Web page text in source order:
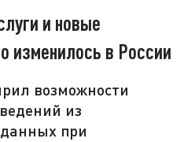
и новые
изменилось в России
возможности
из
данных при